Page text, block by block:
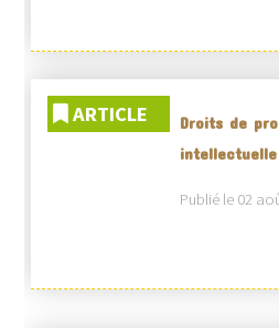
ARTICLE
Droits de
intellectuelle
Publié le 02